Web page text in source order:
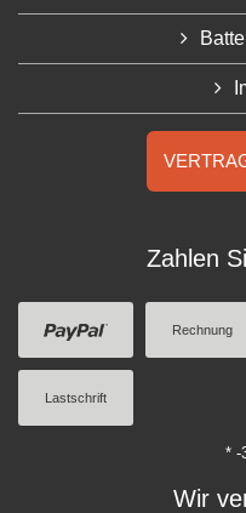
Zahlen
Rechnung
Lastschrift
* -
Wir